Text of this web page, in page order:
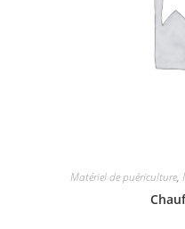
Matériel de puériculture,